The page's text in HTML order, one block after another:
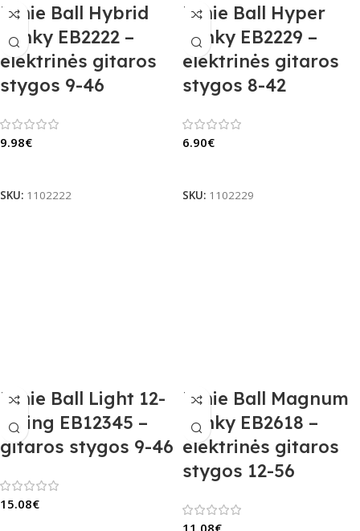
Ernie Ball Hybrid
Slinky EB2222 –
elektrinės gitaros
stygos 9-46
9.98€
SKU: 1102222
Ernie Ball Hyper
Slinky EB2229 –
elektrinės gitaros
stygos 8-42
6.90€
SKU: 1102229
Ernie Ball Light 12-
String EB12345 –
gitaros stygos 9-46
15.08€
Ernie Ball Magnum
Slinky EB2618 –
elektrinės gitaros
stygos 12-56
11.08€